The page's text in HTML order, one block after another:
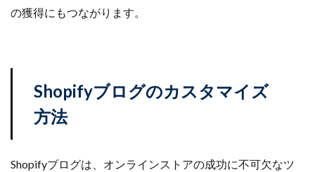
の獲得にもつながります。
Shopifyブログのカスタマイズ
方法
Shopifyブログは、オンラインストアの成功に不可欠なツ